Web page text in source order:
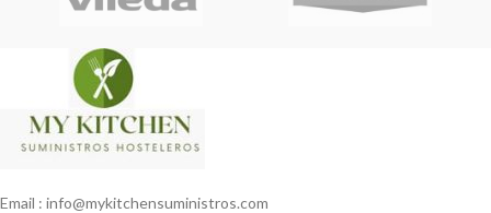
Email : info@mykitchensuministros.com